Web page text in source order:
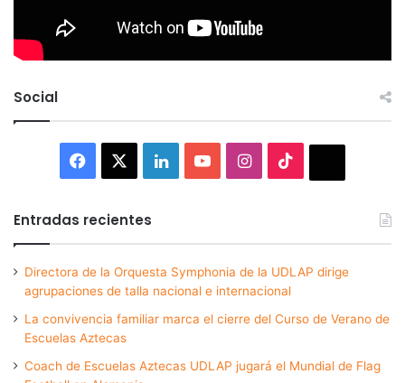
Social
Facebook LinkedInYouTubeInstagram
Entradas recientes
Directora de la Orquesta Symphonia de la UDLAP dirige
agrupaciones de talla nacional e internacional
La convivencia familiar marca el cierre del Curso de Verano de
Escuelas Aztecas
Coach de Escuelas Aztecas UDLAP jugará el Mundial de Flag